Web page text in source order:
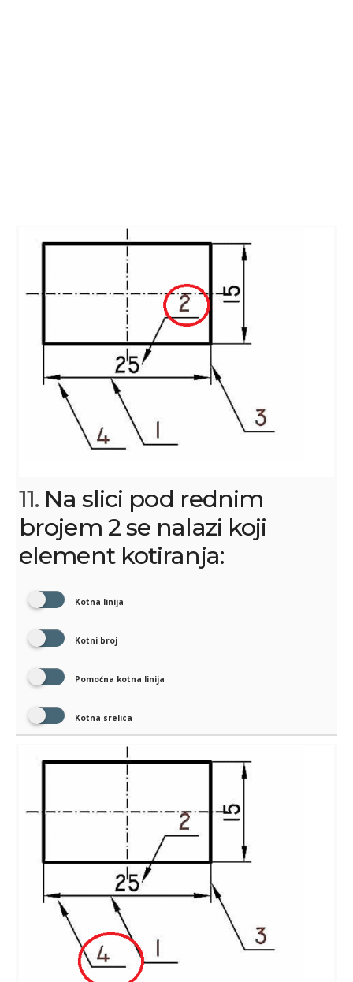
11. Na slici pod rednim
brojem 2 se nalazi koji
element kotiranja:
Kotna linija
Kotni broj
Pomoćna kotna linija
Kotna srelica